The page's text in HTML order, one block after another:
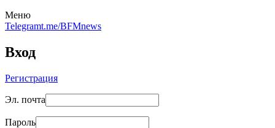
Меню
Telegramt.me/BFMnews
Вход
Регистрация
Эл. почта
Пароль